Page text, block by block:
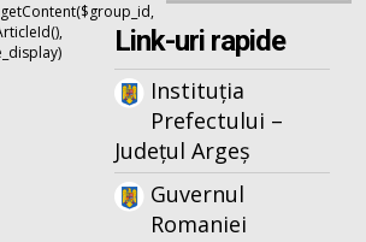
Link-uri rapide
Instituția
Prefectului –
Județul Argeș
Guvernul
Romaniei